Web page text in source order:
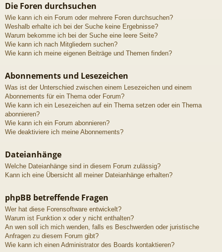
Die Foren durchsuchen
Wie kann ich ein Forum oder mehrere Foren durchsuchen?
Weshalb erhalte ich bei der Suche keine Ergebnisse?
Warum bekomme ich bei der Suche eine leere Seite?
Wie kann ich nach Mitgliedern suchen?
Wie kann ich meine eigenen Beiträge und Themen finden?
Abonnements und Lesezeichen
Was ist der Unterschied zwischen einem Lesezeichen und einem
Abonnements für ein Thema oder Forum?
Wie kann ich ein Lesezeichen auf ein Thema setzen oder ein Thema
abonnieren?
Wie kann ich ein Forum abonnieren?
Wie deaktiviere ich meine Abonnements?
Dateianhänge
Welche Dateianhänge sind in diesem Forum zulässig?
Kann ich eine Übersicht all meiner Dateianhänge erhalten?
phpBB betreffende Fragen
Wer hat diese Forensoftware entwickelt?
Warum ist Funktion x oder y nicht enthalten?
An wen soll ich mich wenden, falls es Beschwerden oder juristische
Anfragen zu diesem Forum gibt?
Wie kann ich einen Administrator des Boards kontaktieren?